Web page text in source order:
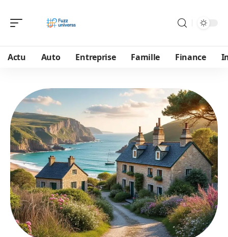
Actu Auto Entreprise Famille Finance